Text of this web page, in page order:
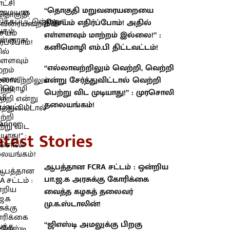
“தொகுதி மறுவரையறையை
நிச்சயம் எதிர்ப்போம்! அதில்
எள்ளளவும் மாற்றம் இல்லை!” :
கனிமொழி எம்.பி திட்டவட்டம்!
“எல்லாவற்றிலும் வெற்றி, வெற்றி
என்று சேர்த்துவிட்டால் வெற்றி
பெற்று விட முடியாது!” : முரசொலி
தலையங்கம்!
Stories
ஆபத்தான FCRA சட்டம் : ஒன்றிய
பா.ஜ.க அரசுக்கு கோரிக்கை
வைத்த கழகத் தலைவர்
மு.க.ஸ்டாலின்!
“ஜிஎஸ்டி அமலுக்கு பிறகு